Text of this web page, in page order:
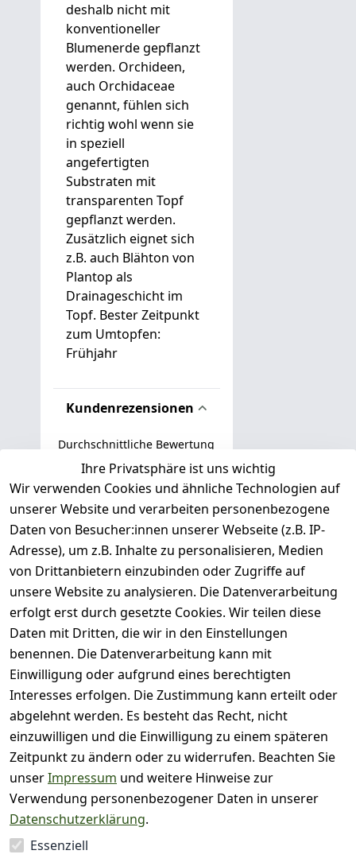
deshalb nicht mit
konventioneller
Blumenerde gepflanzt
werden. Orchideen,
auch Orchidaceae
genannt, fühlen sich
richtig wohl wenn sie
in speziell
angefertigten
Substraten mit
transparenten Topf
gepflanzt werden.
Zusätzlich eignet sich
z.B. auch Blähton von
Plantop als
Drainageschicht im
Topf. Bester Zeitpunkt
zum Umtopfen:
Frühjahr
Kundenrezensionen
Durchschnittliche Bewertung
0
Basierend auf 0 Bewertung(en)
Bewertung abgeben
5
( 0
)
4
( 0
)
3
( 0
)
2
( 0
1
)
Es hat noch niemand
eine Bewertung für
diesen Artikel
abgegeben
Ihre Privatsphäre ist uns wichtig
Wir verwenden Cookies und ähnliche Technologien auf
unserer Website und verarbeiten personenbezogene
Daten von Besucher:innen unserer Webseite (z.B. IP-
Adresse), um z.B. Inhalte zu personalisieren, Medien
von Drittanbietern einzubinden oder Zugriffe auf
unsere Website zu analysieren. Die Datenverarbeitung
erfolgt erst durch gesetzte Cookies. Wir teilen diese
Daten mit Dritten, die wir in den Einstellungen
benennen. Die Datenverarbeitung kann mit
Einwilligung oder aufgrund eines berechtigten
Interesses erfolgen. Die Zustimmung kann erteilt oder
abgelehnt werden. Es besteht das Recht, nicht
einzuwilligen und die Einwilligung zu einem späteren
Zeitpunkt zu ändern oder zu widerrufen. Beachten Sie
unserImpressum und weitere Hinweise zur
Verwendung personenbezogener Daten in unserer
Datenschutzerklärung.
Essenziell